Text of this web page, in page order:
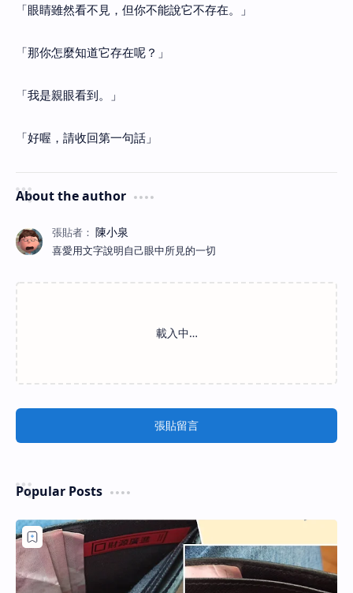
「眼睛雖然看不見，但你不能說它不存在。」
「那你怎麼知道它存在呢？」
「我是親眼看到。」
「好喔，請收回第一句話」
About the author
喜愛用文字說明自己眼中所見的一切
張貼留言
Popular Posts